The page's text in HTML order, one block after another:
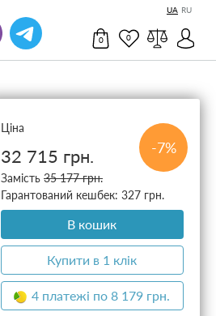
UA RU
0 0
-7%
Ціна
32 715 грн.
Замість 35 177 грн.
Гарантований кешбек: 327 грн.
В кошик
Купити в 1 клік
4 платежі по 8 179 грн.